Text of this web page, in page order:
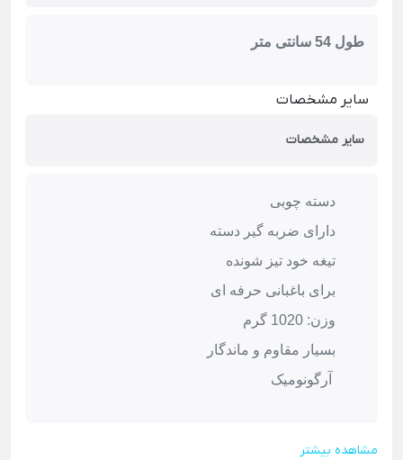
طول 54 سانتی متر
سایر مشخصات
سایر مشخصات
دسته چوبی
دارای ضربه گیر دسته
تیغه خود تیز شونده
برای باغبانی حرفه ای
وزن: 1020 گرم
بسیار مقاوم و ماندگار
آرگونومیک
مشاهده بیشتر